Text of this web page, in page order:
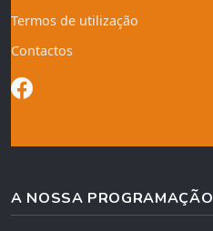
Termos de utilização
Contactos
A NOSSA PROGRAMAÇÃO